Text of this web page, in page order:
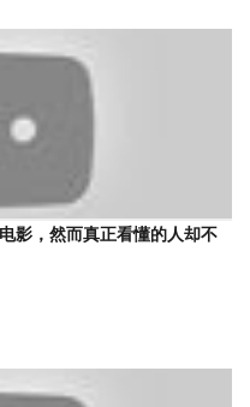
影，然而真正看懂的人却不